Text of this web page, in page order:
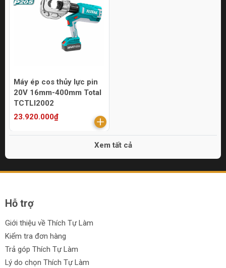
Máy ép cos thủy lực pin
20V 16mm-400mm Total
TCTLI2002
23.920.000₫
Xem tất cả
Hỗ trợ
Giới thiệu về Thích Tự Làm
Kiểm tra đơn hàng
Trả góp Thích Tự Làm
Lý do chọn Thích Tự Làm